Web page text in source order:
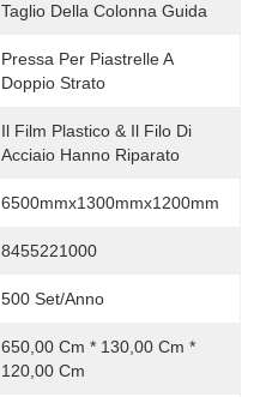
Taglio Della Colonna Guida
Pressa Per Piastrelle A
Doppio Strato
Il Film Plastico & Il Filo Di
Acciaio Hanno Riparato
6500mmx1300mmx1200mm
8455221000
500 Set/anno
650,00 Cm * 130,00 Cm *
120,00 Cm